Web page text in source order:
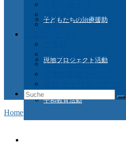
子どもたちの治療援助
現地プロジェクト活動
平和教育活動
支援国Ａ－Ｚ
日本との つながり
インターンシップ
ドイツ在住の方
Suche
nach:
Home